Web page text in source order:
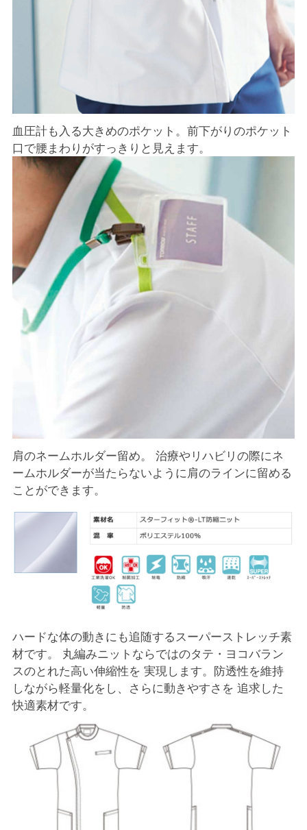
血圧計も入る大きめのポケット。前下がりのポケット
口で腰まわりがすっきりと見えます。
肩のネームホルダー留め。 治療やリハビリの際にネ
ームホルダーが当たらないように肩のラインに留める
ことができます。
ハードな体の動きにも追随するスーパーストレッチ素
材です。 丸編みニットならではのタテ・ヨコバラン
スのとれた高い伸縮性を 実現します。防透性を維持
しながら軽量化をし、さらに動きやすさを 追求した
快適素材です。